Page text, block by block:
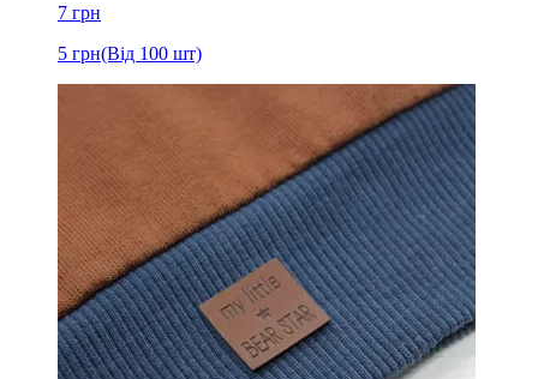
7 грн
5 грн(Від 100 шт)